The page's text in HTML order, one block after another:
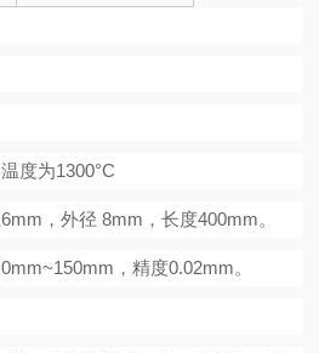
度为1300°C
6mm ，外径8mm ，长度400mm。
0mm~150mm ，精度0.02mm。